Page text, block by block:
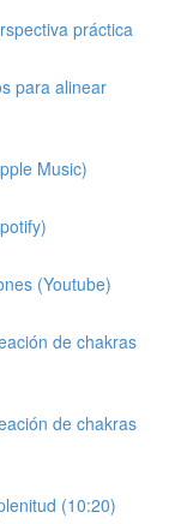
práctica
para alinear
Music)
(Youtube)
de chakras
de chakras
(10:20)